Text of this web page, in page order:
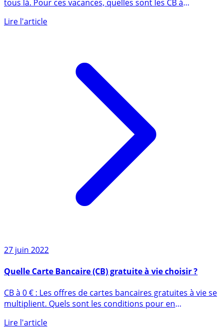
tous là. Pour ces vacances, quelles sont les CB à
27 juin 2022
Quelle Carte Bancaire (CB) gratuite à vie choisir ?
multiplient. Quels sont les conditions pour en